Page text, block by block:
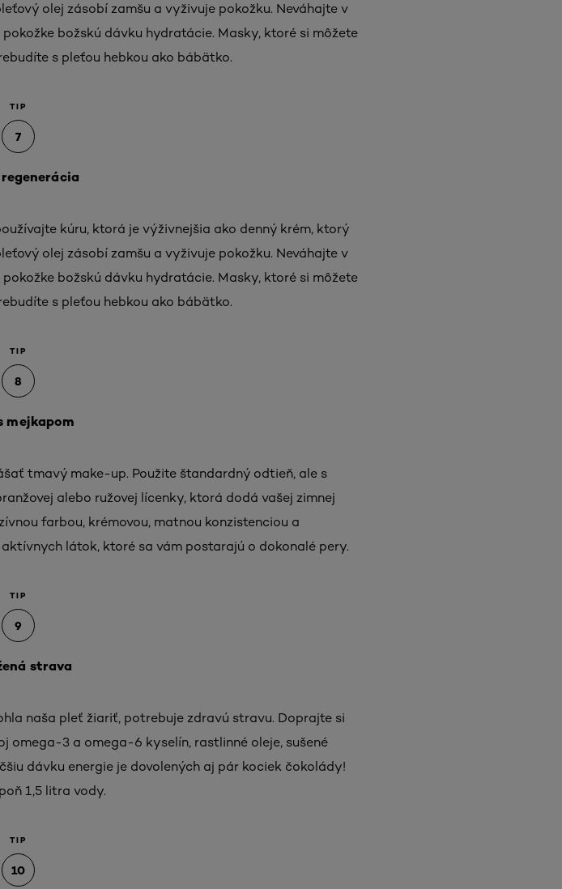
olej zásobí zamšu a vyživuje pokožku. Neváhajte v
božskú dávku hydratácie. Masky, ktoré si môžete
s pleťou hebkou ako bábätko.
TIP
7
kúru, ktorá je výživnejšia ako denný krém, ktorý
olej zásobí zamšu a vyživuje pokožku. Neváhajte v
božskú dávku hydratácie. Masky, ktoré si môžete
s pleťou hebkou ako bábätko.
TIP
8
mejkapom
tmavý make-up. Použite štandardný odtieň, ale s
alebo ružovej lícenky, ktorá dodá vašej zimnej
farbou, krémovou, matnou konzistenciou a
látok, ktoré sa vám postarajú o dokonalé pery.
TIP
9
strava
naša pleť žiariť, potrebuje zdravú stravu. Doprajte si
omega-3 a omega-6 kyselín, rastlinné oleje, sušené
dávku energie je dovolených aj pár kociek čokolády!
1,5 litra vody.
TIP
10